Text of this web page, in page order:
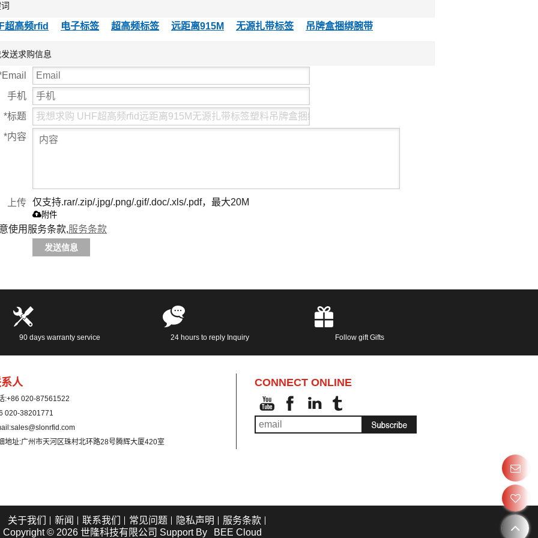
卡地标卡可读
ID卡
更巡检系统检查点
超高频rfid 电子标签 超高频标签 远距离915M 无源扎带标签 吊牌盒捆绑腕带
送求购信息
Email
手机
*标题
*内容
上传 仅支持.rar/.zip/.jpg/.png/.gif/.doc/.xls/.pdf，最大20M
附件
使用服务条款,服务条款
发送信息
90 days warranty service 24 hours to reply Inquiry Follow gift Gifts
人
:+86 020-87561522
020-38201771
sales@slonrfid.com
地址:广州市天河区珠村北环路28号腾辉大厦420室
CONNECT ONLINE
关于我们 新闻 联系我们 常见问题 隐私声明
服务条款
Copyright © 2026 世隆科技有限公司 Support By BEE Cloud